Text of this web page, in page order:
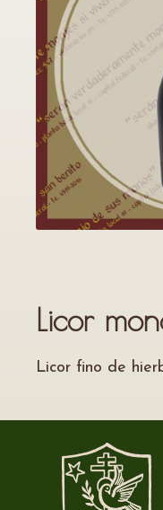
Licor
Licor fino de